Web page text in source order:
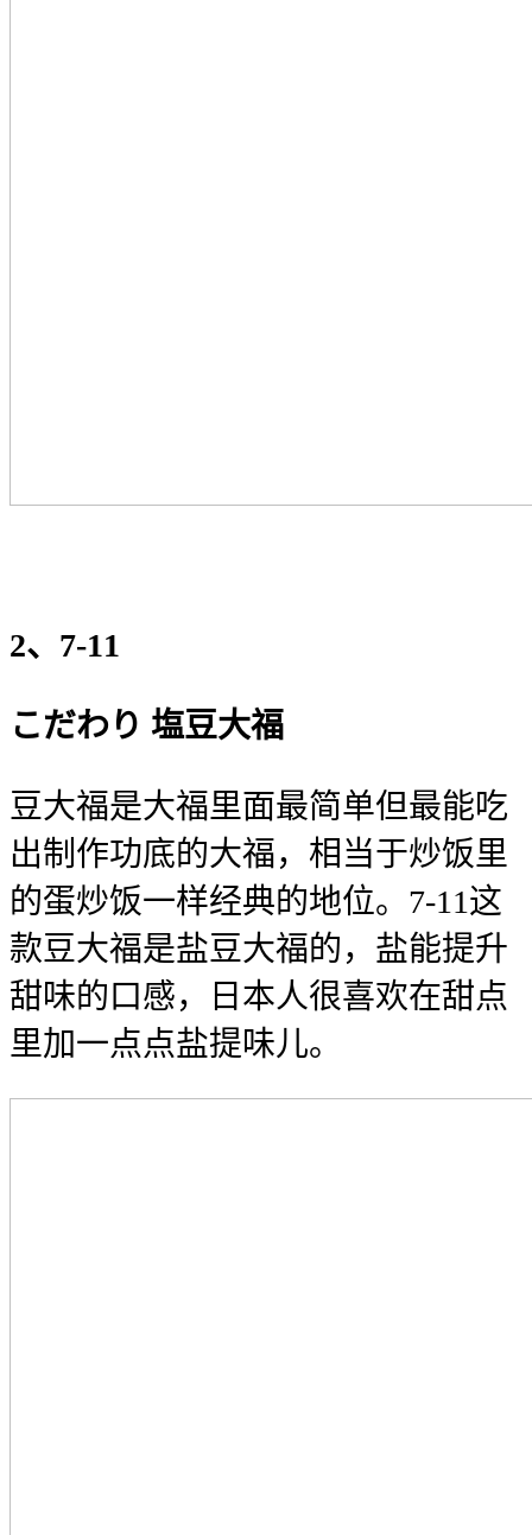
2、7-11
こだわり 塩豆大福
豆大福是大福里面最简单但最能吃
出制作功底的大福，相当于炒饭里
的蛋炒饭一样经典的地位。7-11这
款豆大福是盐豆大福的，盐能提升
甜味的口感，日本人很喜欢在甜点
里加一点点盐提味儿。